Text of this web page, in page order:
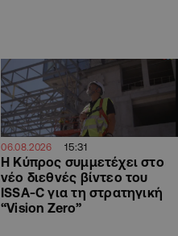
06.08.2026 15:31
Η Κύπρος συμμετέχει στο
νέο διεθνές βίντεο του
ISSA-C για τη στρατηγική
“Vision Zero”